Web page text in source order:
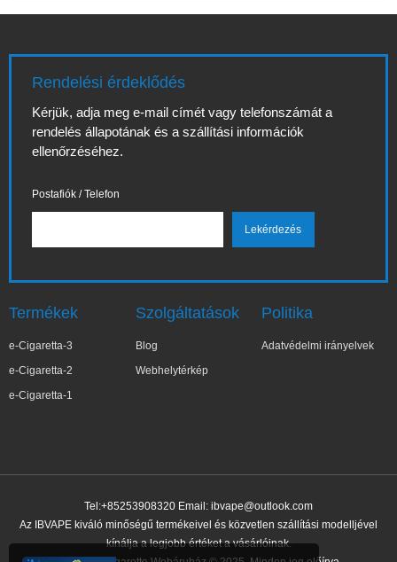
Rendelési érdeklődés
Kérjük, adja meg e-mail címét vagy telefonszámát a
rendelés állapotának és a szállítási információk
ellenőrzéséhez.
Postafiók / Telefon
Termékek
e-Cigaretta-3
e-Cigaretta-2
e-Cigaretta-1
Szolgáltatások
Blog
Webhelytérkép
Politika
Adatvédelmi irányelvek
Tel:+85253908320 Email: ibvape@outlook.com
Az IBVAPE kiváló minőségű termékeivel és közvetlen szállítási modelljével
kínálja a legjobb értéket a vásárlóinak.